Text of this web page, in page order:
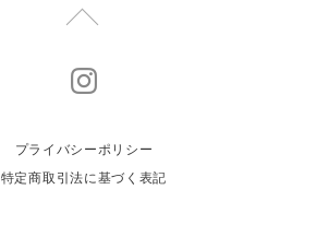
プライバシーポリシー
特定商取引法に基づく表記